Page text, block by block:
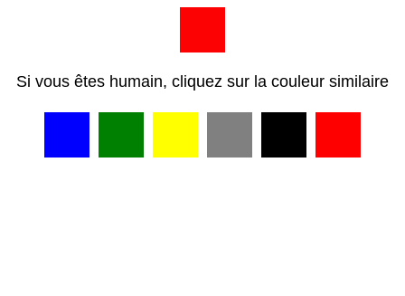
Si vous êtes humain, cliquez sur la couleur similaire